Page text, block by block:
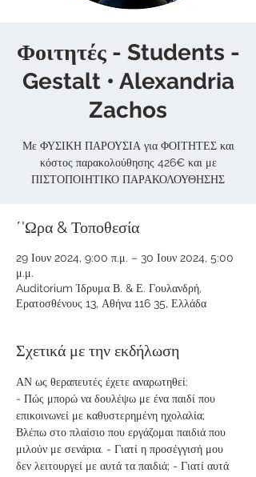
Φοιτητές - Students -
Gestalt • Alexandria
Zachos
Με ΦΥΣΙΚΗ ΠΑΡΟΥΣΙΑ για ΦΟΙΤΗΤΕΣ και
κόστος παρακολούθησης 426€ και με
ΠΙΣΤΟΠΟΙΗΤΙΚΟ ΠΑΡΑΚΟΛΟΥΘΗΣΗΣ
΄'Ωρα & Τοποθεσία
29 Ιουν 2024, 9:00 π.μ. – 30 Ιουν 2024, 5:00
μ.μ.
Auditorium Ίδρυμα Β. & Ε. Γουλανδρή,
Ερατοσθένους 13, Αθήνα 116 35, Ελλάδα
Σχετικά με την εκδήλωση
ΑΝ ως θεραπευτές έχετε αναρωτηθεί:
- Πώς μπορώ να δουλέψω με ένα παιδί που
επικοινωνεί με καθυστερημένη ηχολαλία;
Βλέπω στο πλαίσιο που εργάζομαι παιδιά που
μιλούν με σενάρια. - Γιατί η προσέγγισή μου
δεν λειτουργεί με αυτά τα παιδιά; - Γιατί αυτά